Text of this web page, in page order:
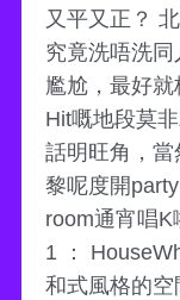
又平又正？
究竟洗唔洗
尷尬，最好
Hit嘅地段莫
話明旺角，
黎呢度開
room通宵唱
1 ：
和式風格的